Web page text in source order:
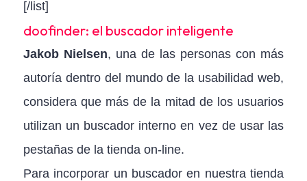
[/list]
doofinder: el buscador inteligente
Jakob Nielsen, una de las personas con más
autoría dentro del mundo de la usabilidad web,
considera que más de la mitad de los usuarios
utilizan un buscador interno en vez de usar las
pestañas de la tienda on-line.
Para incorporar un buscador en nuestra tienda